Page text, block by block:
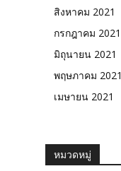
สิงหาคม 2021
กรกฎาคม 2021
มิถุนายน 2021
พฤษภาคม 2021
เมษายน 2021
หมวดหมู่